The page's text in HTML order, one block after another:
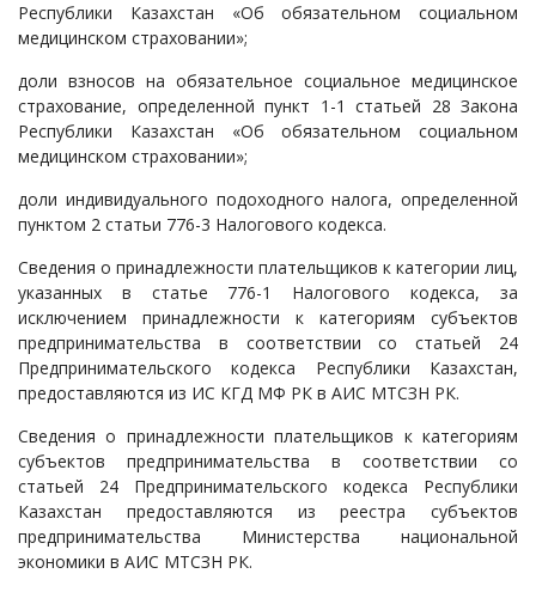
Республики Казахстан «Об обязательном социальном
медицинском страховании»;
доли взносов на обязательное социальное медицинское
страхование, определенной пункт 1-1 статьей 28 Закона
Республики Казахстан «Об обязательном социальном
медицинском страховании»;
доли индивидуального подоходного налога, определенной
пунктом 2 статьи 776-3 Налогового кодекса.
Сведения о принадлежности плательщиков к категории лиц,
указанных в статье 776-1 Налогового кодекса, за
исключением принадлежности к категориям субъектов
предпринимательства в соответствии со статьей 24
Предпринимательского кодекса Республики Казахстан,
предоставляются из ИС КГД МФ РК в АИС МТСЗН РК.
Сведения о принадлежности плательщиков к категориям
субъектов предпринимательства в соответствии со
статьей 24 Предпринимательского кодекса Республики
Казахстан предоставляются из реестра субъектов
предпринимательства Министерства национальной
экономики в АИС МТСЗН РК.